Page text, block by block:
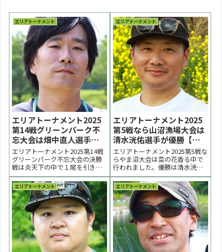
エリアトーナメント
エリアトーナメント2025
第14戦グリーンパーク不
忘大会は畑中直人選手が
優勝【大会結果】
エリアトーナメント2025第14戦
グリーンパーク不忘大会の決勝
戦は炎天下の中で１尾を引き出
す展開となりました。優勝は畑
中直人選手、２位はサドンデス
の結果、青木弘文選手、３位は
大木洋一郎選手でした。 < 前の
大会 2025一覧 次の大会 >【大会
結果・詳細について】更新は火
曜日以後...
エリアトーナメント
エリアトーナメント2025
第5戦なら山沼漁場大会は
清水洸佑選手が優勝【大
会結果】
エリアトーナメント2025第5戦な
らやま沼大会は菜の花香る中で
行われました。優勝は清水洸佑
選手、２位は沼田和浩選手、３
位は丹野裕介選手でした。 < 前
の大会 2025一覧 次の大会 >表彰
台 優勝：清水洸佑選手 表彰台 ラ
ーメン賞協賛企業：順不同アー
スワン、Angler's Sy...
エリアトーナメント エリアトーナメント